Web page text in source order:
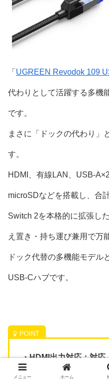
「 UGREEN Revodok 109
代わりとして活躍する多機
です。
まさに「ドックの代わり」
す。
HDMI、有線LAN、USB-
microSDなどを搭載し、合
Switch 2を本格的に拡張し
え置き・持ち運び兼用で万
ドック代替の多機能モデル
USB-Cハブです。
・HDMI出力対応：対応
・PD急速充電対応：対
メニュー ホーム